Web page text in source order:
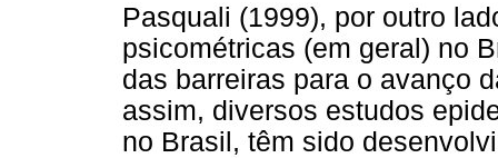
Pasquali (1999), por outro
psicométricas (em geral) no
das barreiras para o avanço
assim, diversos estudos
no Brasil, têm sido